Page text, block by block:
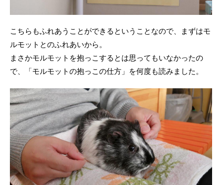
こちらもふれあうことができるということなので、まずはモ
ルモットとのふれあいから。
まさかモルモットを抱っこするとは思ってもいなかったの
で、「モルモットの抱っこの仕方」を何度も読みました。